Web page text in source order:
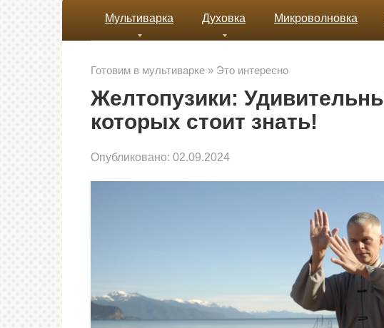
Мультиварка Духовка Микроволновка
Готовим в мультиварке » Это интересно
Желтопузики:
которых стоит знать!
Опубликовано: 02.09.2024